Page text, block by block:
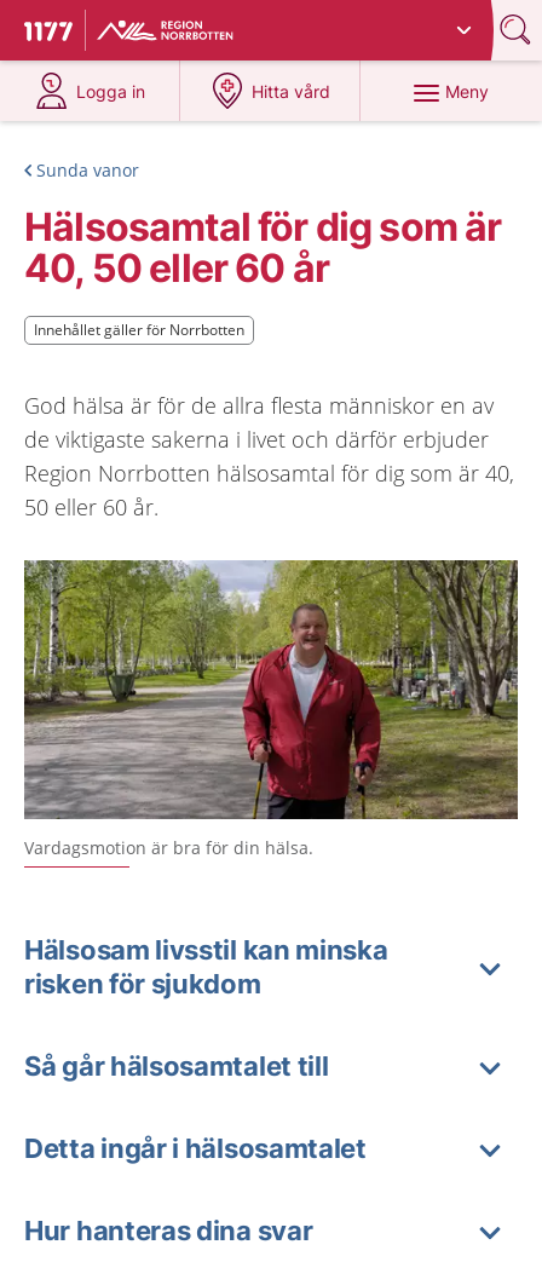
Till startsidan för 1177
Du har valt region
Logga in
på 1177.se
Hitta vård
på 1177.se
Meny
Sunda vanor
Hälsosamtal för dig som är
40, 50 eller 60 år
Innehållet gäller för Norrbotten
Innehållet gäller för Norrbotten
God hälsa är för de allra flesta människor en av
de viktigaste sakerna i livet och därför erbjuder
Region Norrbotten hälsosamtal för dig som är 40,
50 eller 60 år.
Vardagsmotion är bra för din hälsa.
Hälsosam livsstil kan minska
risken för sjukdom
Så går hälsosamtalet till
Detta ingår i hälsosamtalet
Hur hanteras dina svar